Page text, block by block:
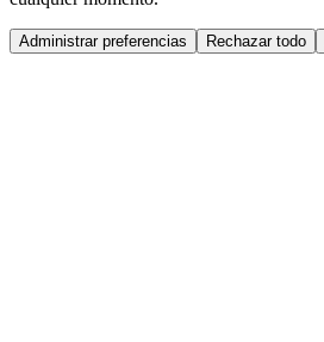
Administrar preferencias Rechazar todo